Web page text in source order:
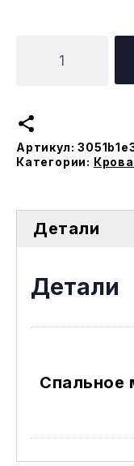
товара
на
подиуме
Артикул:
Категории:
Детали
Детали
Спальное